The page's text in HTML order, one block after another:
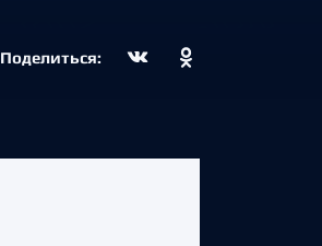
Поделиться: